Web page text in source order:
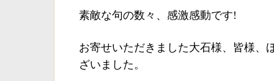
素敵な句の数々、感激感動です!
お寄せいただきました大石様、皆様、
ざいました。